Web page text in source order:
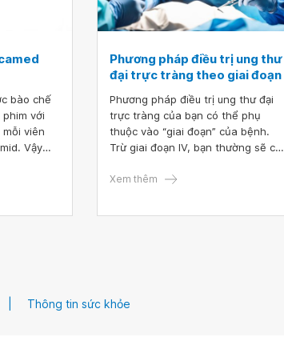
bào chế
với
viên
Vậy
nào?
Phương pháp điều trị ung thư
đại trực tràng theo giai đoạn
Phương pháp điều trị ung thư đại
trực tràng của bạn có thể phụ
thuộc vào “giai đoạn” của bệnh.
Trừ giai đoạn IV, bạn thường sẽ cần
thể nhận các phương pháp điều trị
Xem thêm
Thông tin sức khỏe